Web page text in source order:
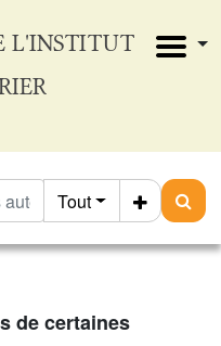
L'INSTITUT
Tout
de certaines